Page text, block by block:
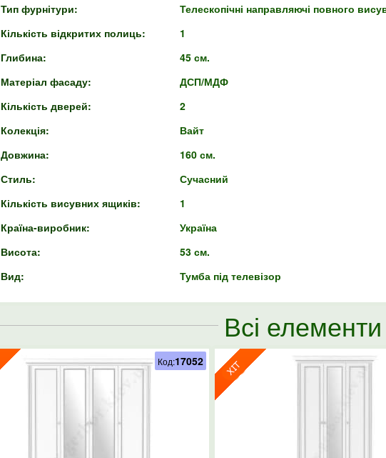
Тип фурнітури:
Телескопічні направляючі повного
Кількість відкритих полиць:
1
Глибина:
45 см.
Матеріал фасаду:
ДСП/МДФ
Кількість дверей:
2
Колекція:
Вайт
Довжина:
160 см.
Стиль:
Сучасний
Кількість висувних ящиків:
1
Країна-виробник:
Україна
Висота:
53 см.
Вид:
Тумба під телевізор
Всі
Код:17052